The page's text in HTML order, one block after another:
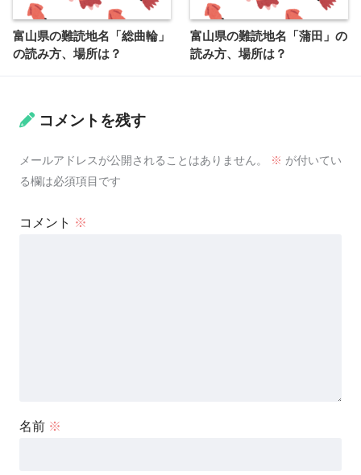
富山県の難読地名「総曲輪」
の読み方、場所は？
富山県の難読地名「蒲田」の
読み方、場所は？
コメントを残す
メールアドレスが公開されることはありません。 ※ が付いてい
る欄は必須項目です
コメント ※
名前 ※